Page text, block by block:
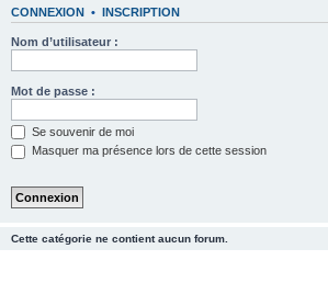
CONNEXION • INSCRIPTION
Nom d’utilisateur :
Mot de passe :
Se souvenir de moi
Masquer ma présence lors de cette session
Cette catégorie ne contient aucun forum.